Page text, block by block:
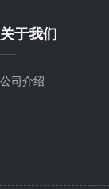
关于我们
公司介绍